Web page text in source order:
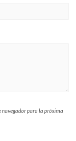
navegador para la próxima